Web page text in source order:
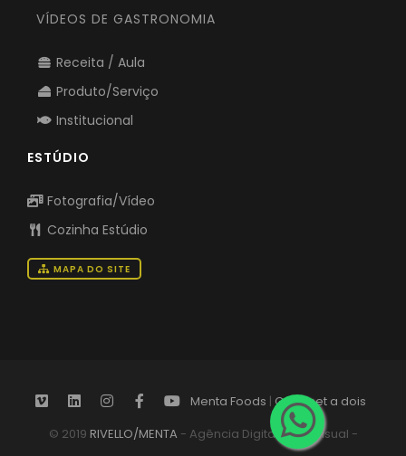
VÍDEOS DE GASTRONOMIA
Receita / Aula
Produto/Serviço
Institucional
ESTÚDIO
Fotografia/Vídeo
Cozinha Estúdio
MAPA DO SITE
Menta Foods | Gourmet a dois
© 2019 RIVELLO/MENTA - Agência Digital Audiovisual -